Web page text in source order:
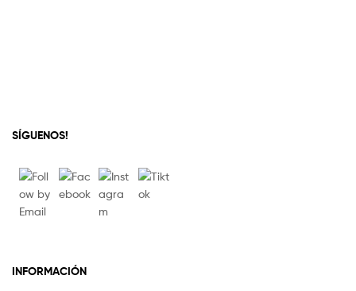
SÍGUENOS!
INFORMACIÓN